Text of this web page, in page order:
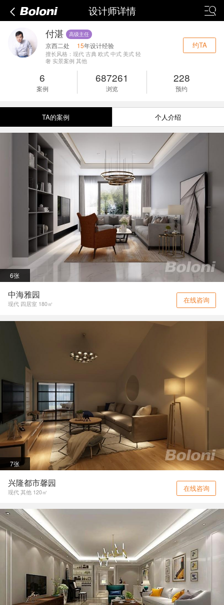
设计师详情
付湛 高级主任
京西二处 15年设计经验
擅长风格：现代 古典 欧式 中式 美式 轻
奢 实景案例 其他
约TA
6
案例
687261
浏览
228
预约
TA的案例 个人介绍
6张
中海雅园
现代 四居室 180㎡ 在线咨询
7张
兴隆都市馨园
现代 其他 120㎡ 在线咨询